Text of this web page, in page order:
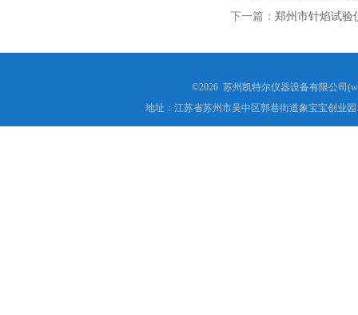
下一篇： 郑州市针焰试验
©2026 苏州凯特尔仪器设备有限公司
地址：江苏省苏州市吴中区郭巷街道象宝宝创业